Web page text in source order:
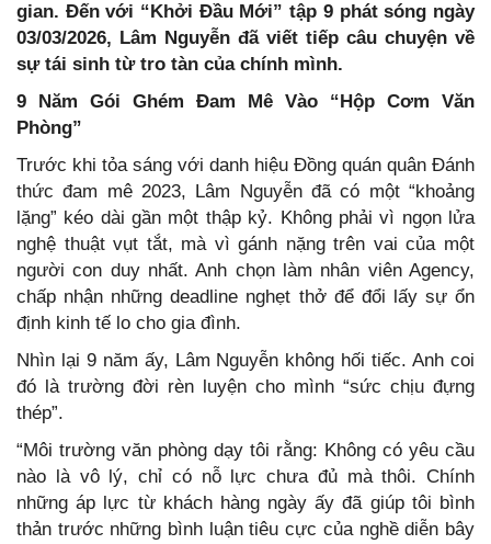
gian. Đến với “Khởi Đầu Mới” tập 9 phát sóng ngày
03/03/2026, Lâm Nguyễn đã viết tiếp câu chuyện về
sự tái sinh từ tro tàn của chính mình.
9 Năm Gói Ghém Đam Mê Vào “Hộp Cơm Văn
Phòng”
Trước khi tỏa sáng với danh hiệu Đồng quán quân Đánh
thức đam mê 2023, Lâm Nguyễn đã có một “khoảng
lặng” kéo dài gần một thập kỷ. Không phải vì ngọn lửa
nghệ thuật vụt tắt, mà vì gánh nặng trên vai của một
người con duy nhất. Anh chọn làm nhân viên Agency,
chấp nhận những deadline nghẹt thở để đổi lấy sự ổn
định kinh tế lo cho gia đình.
Nhìn lại 9 năm ấy, Lâm Nguyễn không hối tiếc. Anh coi
đó là trường đời rèn luyện cho mình “sức chịu đựng
thép”.
“Môi trường văn phòng dạy tôi rằng: Không có yêu cầu
nào là vô lý, chỉ có nỗ lực chưa đủ mà thôi. Chính
những áp lực từ khách hàng ngày ấy đã giúp tôi bình
thản trước những bình luận tiêu cực của nghề diễn bây